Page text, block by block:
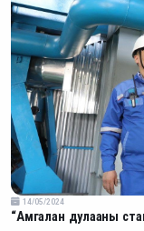
14/05/2024
“Амгалан дулааны